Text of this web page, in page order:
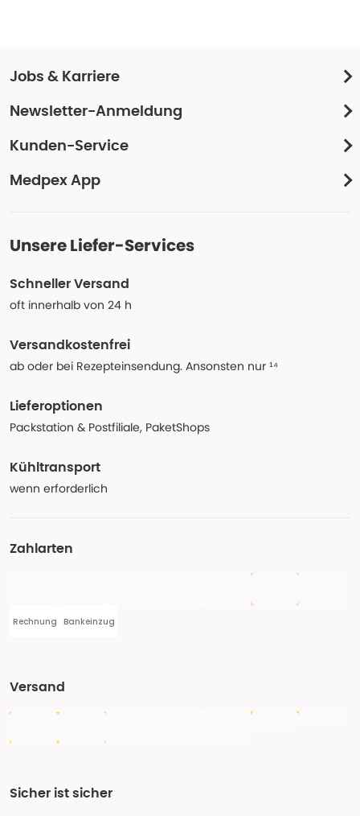
Jobs & Karriere
Newsletter-Anmeldung
Kunden-Service
Medpex App
Unsere Liefer-Services
Schneller Versand
oft innerhalb von 24 h
Versandkostenfrei
ab oder bei Rezepteinsendung. Ansonsten nur ¹⁴
Lieferoptionen
Packstation & Postfiliale, PaketShops
Kühltransport
wenn erforderlich
Zahlarten
Rechnung Bankeinzug
Versand
Sicher ist sicher